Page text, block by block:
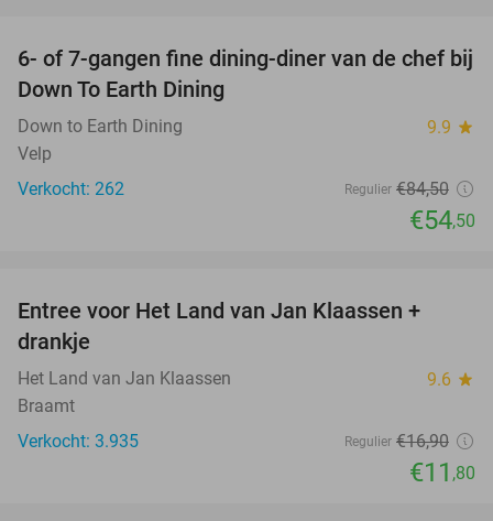
36%
6- of 7-gangen fine dining-diner van de chef bij
Down To Earth Dining
Down to Earth Dining 9.9 star
Velp
Verkocht: 262
Regulier €84,50
€54,50
Entree voor Het Land van Jan Klaassen +
drankje
Het Land van Jan Klaassen 9.6 star
Braamt
Verkocht: 3.935
Regulier €16,90
€11 ,80